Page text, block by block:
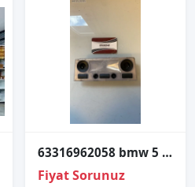
63316962058 bmw 5 serisi e60 ön tavan lambası
Fiyat Sorunuz